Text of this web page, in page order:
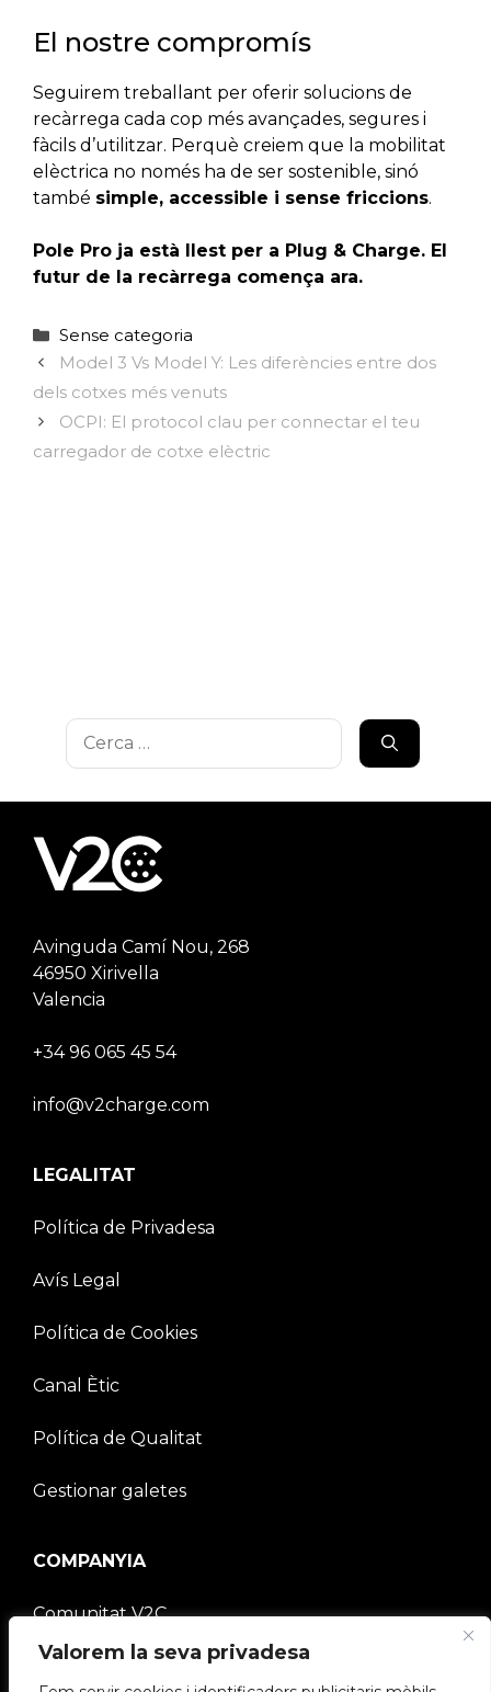
Valorem la seva privadesa
El nostre compromís
Seguirem treballant per oferir solucions de
recàrrega cada cop més avançades, segures i
fàcils d’utilitzar. Perquè creiem que la mobilitat
elèctrica no només ha de ser sostenible, sinó
també simple, accessible i sense friccions.
Pole Pro ja està llest per a Plug & Charge. El
futur de la recàrrega comença ara.
Categories
Sense categoria
Model 3 Vs Model Y: Les diferències entre dos
dels cotxes més venuts
OCPI: El protocol clau per connectar el teu
carregador de cotxe elèctric
Cerca:
Avinguda Camí Nou, 268
46950 Xirivella
Valencia
+34 96 065 45 54
info@v2charge.com
LEGALITAT
Política de Privadesa
Avís Legal
Política de Cookies
Canal Ètic
Política de Qualitat
Gestionar galetes
COMPANYIA
Comunitat V2C
Treballa amb nosaltres